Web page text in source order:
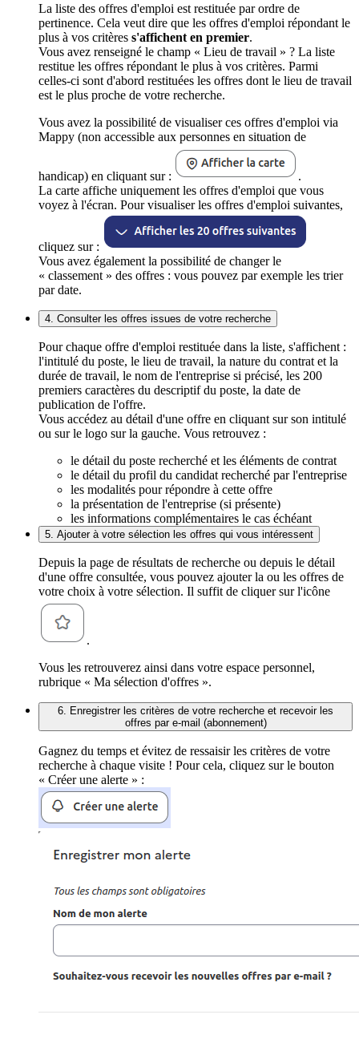
La liste des offres d'emploi est restituée par ordre de
pertinence. Cela veut dire que les offres d'emploi répondant le
plus à vos critères s'affichent en premier.
Vous avez renseigné le champ « Lieu de travail » ? La liste
restitue les offres répondant le plus à vos critères. Parmi
celles-ci sont d'abord restituées les offres dont le lieu de travail
est le plus proche de votre recherche.
Vous avez la possibilité de visualiser ces offres d'emploi via
Mappy (non accessible aux personnes en situation de
handicap) en cliquant sur :
.
La carte affiche uniquement les offres d'emploi que vous
voyez à l'écran. Pour visualiser les offres d'emploi suivantes,
cliquez sur :
Vous avez également la possibilité de changer le
« classement » des offres : vous pouvez par exemple les trier
par date.
4. Consulter les offres issues de votre recherche
Pour chaque offre d'emploi restituée dans la liste, s'affichent :
l'intitulé du poste, le lieu de travail, la nature du contrat et la
durée de travail, le nom de l'entreprise si précisé, les 200
premiers caractères du descriptif du poste, la date de
publication de l'offre.
Vous accédez au détail d'une offre en cliquant sur son intitulé
ou sur le logo sur la gauche. Vous retrouvez :
le détail du poste recherché et les éléments de contrat
le détail du profil du candidat recherché par l'entreprise
les modalités pour répondre à cette offre
la présentation de l'entreprise (si présente)
les informations complémentaires le cas échéant
5. Ajouter à votre sélection les offres qui vous intéressent
Depuis la page de résultats de recherche ou depuis le détail
d'une offre consultée, vous pouvez ajouter la ou les offres de
votre choix à votre sélection. Il suffit de cliquer sur l'icône
.
Vous les retrouverez ainsi dans votre espace personnel,
rubrique « Ma sélection d'offres ».
6. Enregistrer les critères de votre recherche et recevoir les
offres par e-mail (abonnement)
Gagnez du temps et évitez de ressaisir les critères de votre
recherche à chaque visite ! Pour cela, cliquez sur le bouton
« Créer une alerte » :